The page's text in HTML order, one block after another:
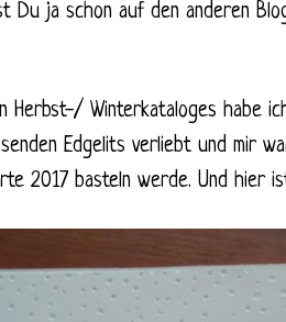
Du ja schon auf den anderen
Herbst-/ Winterkataloges habe
Edgelits verliebt und mir
2017 basteln werde. Und hier